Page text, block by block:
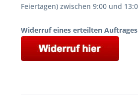
Feiertagen) zwischen 9:00 und
Widerruf eines erteilten